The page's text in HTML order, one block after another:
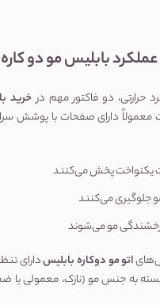
بابلیس مو دو کاره
دو فاکتور مهم در خرید
می‌کنند
مو می‌شوند
اتو مو دوکاره بابلیس